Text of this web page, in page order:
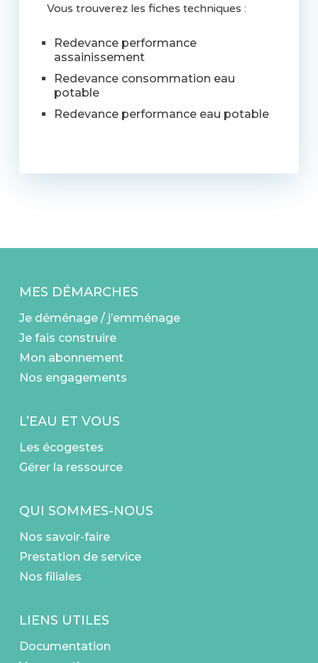
Vous trouverez les fiches techniques :
Redevance performance
assainissement
Redevance consommation eau
potable
Redevance performance eau potable
MES DÉMARCHES
Je déménage / j’emménage
Je fais construire
Mon abonnement
Nos engagements
L’EAU ET VOUS
Les écogestes
Gérer la ressource
QUI SOMMES-NOUS
Nos savoir-faire
Prestation de service
Nos filiales
LIENS UTILES
Documentation